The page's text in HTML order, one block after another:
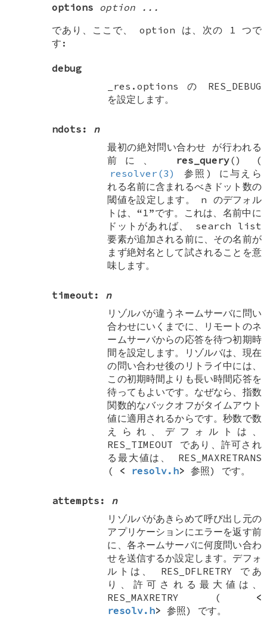
options option
...
であり、ここで、option は、次の 1 つで
す:
debug
_res.options の RES_DEBUG
を設定します。
ndots:
n
最初の絶対問い合わせ が行われる
前に、
res_query() (
resolver(3)
参照) に与えら
れる名前に含まれるべきドット数の
閾値を設定します。 n のデフォル
トは、“1”です。これは、名前中に
ドットがあれば、 search list
要素が追加される前に、その名前が
まず絶対名として試されることを意
味します。
timeout:
n
リゾルバが違うネームサーバに問い
合わせにいくまでに、リモートのネ
ームサーバからの応答を待つ初期時
間を設定します。リゾルバは、現在
の問い合わせ後のリトライ中には、
この初期時間よりも長い時間応答を
待ってもよいです。なぜなら、指数
関数的なバックオフがタイムアウト
値に適用されるからです。秒数で数
えられ、デフォルトは、
RES_TIMEOUT であり、許可され
る最大値は、 RES_MAXRETRANS
( < resolv.h> 参照) です。
attempts:
n
リゾルバがあきらめて呼び出し元の
アプリケーションにエラーを返す前
に、各ネームサーバに何度問い合わ
せを送信するか設定します。デフォ
ルトは、 RES_DFLRETRY であ
り、許可される最大値は、
RES_MAXRETRY (
<
resolv.h> 参照) です。